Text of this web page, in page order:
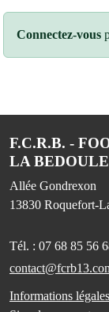
Connectez-vous
F.C.R.B. -
LA BEDOULE
Allée Gondrexon
13830 Roquefort-
Tél. : 07 68 85 56
Informations légales